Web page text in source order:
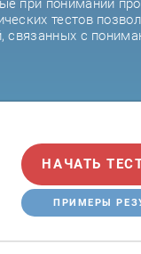
при понимании
тестов
связанных с
НАЧАТЬ
ПРИМЕРЫ